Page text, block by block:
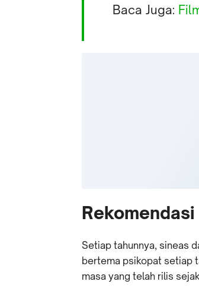
Baca Juga:
Setiap tahunnya, sineas
bertema psikopat setiap
masa yang telah rilis